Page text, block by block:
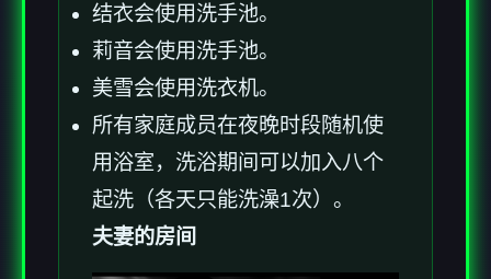
结衣会使用洗手池。
莉音会使用洗手池。
美雪会使用洗衣机。
所有家庭成员在夜晚时段随机使
用浴室，洗浴期间可以加入八个
起洗（各天只能洗澡1次）。
夫妻的房间